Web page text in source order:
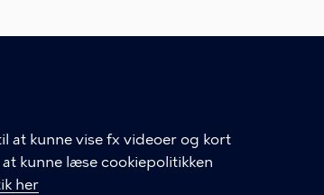
at kunne vise fx videoer og kort
kunne læse cookiepolitikken
her
Ikke-kommerciel-Del på samme